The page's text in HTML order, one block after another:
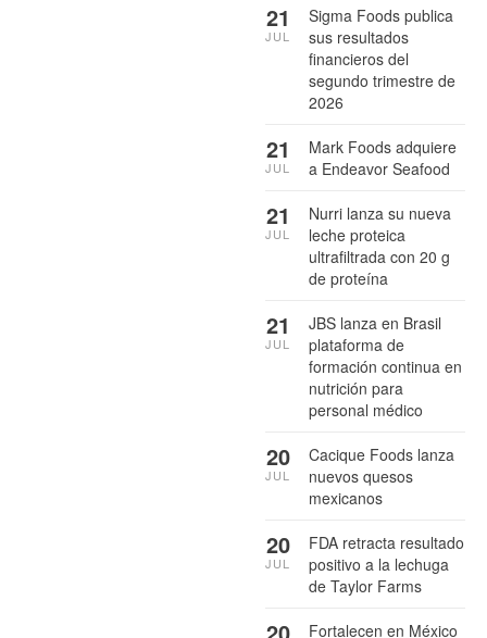
Sigma Foods publica
sus resultados
financieros del
segundo trimestre de
2026
21
JUL
Mark Foods adquiere
a Endeavor Seafood
21
JUL
Nurri lanza su nueva
leche proteica
ultrafiltrada con 20 g
de proteína
21
JUL
JBS lanza en Brasil
plataforma de
formación continua en
nutrición para
personal médico
21
JUL
Cacique Foods lanza
nuevos quesos
mexicanos
20
JUL
FDA retracta resultado
positivo a la lechuga
de Taylor Farms
20
JUL
Fortalecen en México